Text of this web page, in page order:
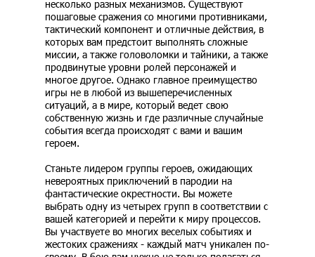
несколько разных механизмов. Существуют
пошаговые сражения со многими противниками,
тактический компонент и отличные действия, в
которых вам предстоит выполнять сложные
миссии, а также головоломки и тайники, а также
продвинутые уровни ролей персонажей и
многое другое. Однако главное преимущество
игры не в любой из вышеперечисленных
ситуаций, а в мире, который ведет свою
собственную жизнь и где различные случайные
события всегда происходят с вами и вашим
героем.
Станьте лидером группы героев, ожидающих
невероятных приключений в пародии на
фантастические окрестности. Вы можете
выбрать одну из четырех групп в соответствии с
вашей категорией и перейти к миру процессов.
Вы участвуете во многих веселых событиях и
жестоких сражениях - каждый матч уникален по-